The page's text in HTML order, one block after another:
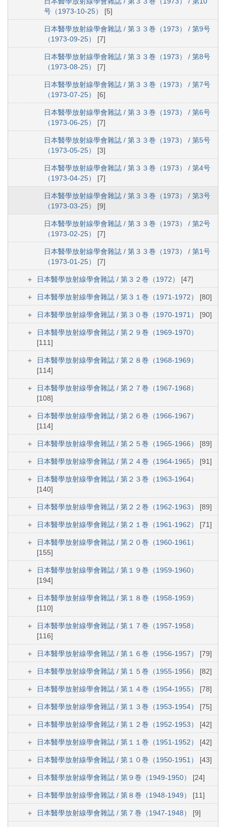
号（1973-10-25） [5]
日本醫學放射線學會雜誌 / 第３３巻（1973） / 第9号
（1973-09-25） [7]
日本醫學放射線學會雜誌 / 第３３巻（1973） / 第8号
（1973-08-25） [7]
日本醫學放射線學會雜誌 / 第３３巻（1973） / 第7号
（1973-07-25） [6]
日本醫學放射線學會雜誌 / 第３３巻（1973） / 第6号
（1973-06-25） [7]
日本醫學放射線學會雜誌 / 第３３巻（1973） / 第5号
（1973-05-25） [3]
日本醫學放射線學會雜誌 / 第３３巻（1973） / 第4号
（1973-04-25） [7]
日本醫學放射線學會雜誌 / 第３３巻（1973） / 第3号
（1973-03-25） [9]
日本醫學放射線學會雜誌 / 第３３巻（1973） / 第2号
（1973-02-25） [7]
日本醫學放射線學會雜誌 / 第３３巻（1973） / 第1号
（1973-01-25） [7]
日本醫學放射線學會雜誌 / 第３２巻（1972） [47]
日本醫學放射線學會雜誌 / 第３１巻（1971-1972） [80]
日本醫學放射線學會雜誌 / 第３０巻（1970-1971） [90]
日本醫學放射線學會雜誌 / 第２９巻（1969-1970）
[111]
日本醫學放射線學會雜誌 / 第２８巻（1968-1969）
[114]
日本醫學放射線學會雜誌 / 第２７巻（1967-1968）
[108]
日本醫學放射線學會雜誌 / 第２６巻（1966-1967）
[114]
日本醫學放射線學會雜誌 / 第２５巻（1965-1966） [89]
日本醫學放射線學會雜誌 / 第２４巻（1964-1965） [91]
日本醫學放射線學會雜誌 / 第２３巻（1963-1964）
[140]
日本醫學放射線學會雜誌 / 第２２巻（1962-1963） [89]
日本醫學放射線學會雜誌 / 第２１巻（1961-1962） [71]
日本醫學放射線學會雜誌 / 第２０巻（1960-1961）
[155]
日本醫學放射線學會雜誌 / 第１９巻（1959-1960）
[194]
日本醫學放射線學會雜誌 / 第１８巻（1958-1959）
[110]
日本醫學放射線學會雜誌 / 第１７巻（1957-1958）
[116]
日本醫學放射線學會雜誌 / 第１６巻（1956-1957） [79]
日本醫學放射線學會雜誌 / 第１５巻（1955-1956） [82]
日本醫學放射線學會雜誌 / 第１４巻（1954-1955） [78]
日本醫學放射線學會雜誌 / 第１３巻（1953-1954） [75]
日本醫學放射線學會雜誌 / 第１２巻（1952-1953） [42]
日本醫學放射線學會雜誌 / 第１１巻（1951-1952） [42]
日本醫學放射線學會雜誌 / 第１０巻（1950-1951） [43]
日本醫學放射線學會雜誌 / 第９巻（1949-1950） [24]
日本醫學放射線學會雜誌 / 第８巻（1948-1949） [11]
日本醫學放射線學會雜誌 / 第７巻（1947-1948） [9]